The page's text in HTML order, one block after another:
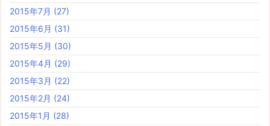
2015年7月 (27)
2015年6月 (31)
2015年5月 (30)
2015年4月 (29)
2015年3月 (22)
2015年2月 (24)
2015年1月 (28)